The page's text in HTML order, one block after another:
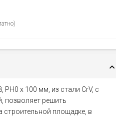
PH0 х 100 мм, из стали CrV, с
позволяет решить
площадке, в